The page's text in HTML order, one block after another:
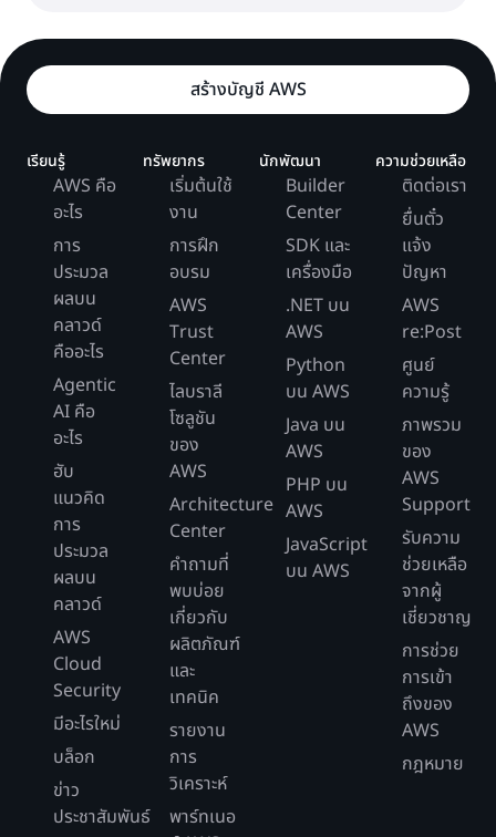
สร้างบัญชี AWS
เรียนรู้
AWS คือ
อะไร
การ
ประมวล
ผลบน
คลาวด์
คืออะไร
Agentic
AI คือ
อะไร
ฮับ
แนวคิด
การ
ประมวล
ผลบน
คลาวด์
AWS
Cloud
Security
มีอะไรใหม่
บล็อก
ข่าว
ประชาสัมพันธ์
ทรัพยากร
เริ่มต้นใช้
งาน
การฝึก
อบรม
AWS
Trust
Center
ไลบราลี
โซลูชัน
ของ
AWS
Architecture
Center
คำถามที่
พบบ่อย
เกี่ยวกับ
ผลิตภัณฑ์
และ
เทคนิค
รายงาน
การ
วิเคราะห์
พาร์ทเนอ
นักพัฒนา
Builder
Center
SDK และ
เครื่องมือ
.NET บน
AWS
Python
บน AWS
Java บน
AWS
PHP บน
AWS
JavaScript
บน AWS
ความช่วยเหลือ
ติดต่อเรา
ยื่นตั๋ว
แจ้ง
ปัญหา
AWS
re:Post
ศูนย์
ความรู้
ภาพรวม
ของ
AWS
Support
รับความ
ช่วยเหลือ
จากผู้
เชี่ยวชาญ
การช่วย
การเข้า
ถึงของ
AWS
กฎหมาย